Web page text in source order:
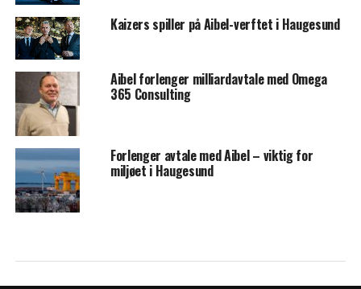
Kaizers spiller på Aibel-verftet i Haugesund
Aibel forlenger milliardavtale med Omega
365 Consulting
Forlenger avtale med Aibel – viktig for
miljøet i Haugesund